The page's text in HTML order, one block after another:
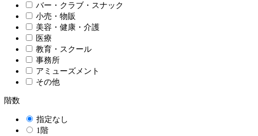
バー・クラブ・スナック
小売・物販
美容・健康・介護
医療
教育・スクール
事務所
アミューズメント
その他
階数
指定なし
1階